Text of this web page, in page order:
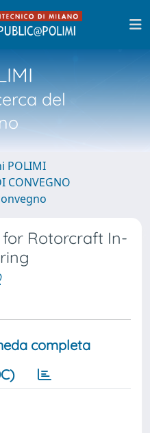
del
POLIMI
CONVEGNO
Rotorcraft In-
completa